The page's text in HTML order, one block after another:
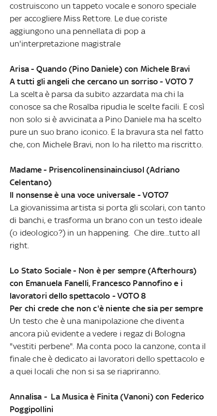
costruiscono un tappeto vocale e sonoro speciale
per accogliere Miss Rettore. Le due coriste
aggiungono una pennellata di pop a
un'interpretazione magistrale
Arisa - Quando (Pino Daniele) con Michele Bravi
A tutti gli angeli che cercano un sorriso - VOTO 7
La scelta è parsa da subito azzardata ma chi la
conosce sa che Rosalba ripudia le scelte facili. E così
non solo si è avvicinata a Pino Daniele ma ha scelto
pure un suo brano iconico. E la bravura sta nel fatto
che, con Michele Bravi, non lo ha riletto ma riscritto.
Madame - Prisencolinensinainciusol (Adriano
Celentano)
Il nonsense è una voce universale - VOTO7
La giovanissima artista si porta gli scolari, con tanto
di banchi, e trasforma un brano con un testo ideale
(o ideologico?) in un happening. Che dire...tutto all
right.
Lo Stato Sociale - Non è per sempre (Afterhours)
con Emanuela Fanelli, Francesco Pannofino e i
lavoratori dello spettacolo - VOTO 8
Per chi crede che non c'è niente che sia per sempre
Un testo che è una manipolazione che diventa
ancora più evidente a vedere i regaz di Bologna
"vestiti perbene". Ma conta poco la canzone, conta il
finale che è dedicato ai lavoratori dello spettacolo e
a quei locali che non si sa se riapriranno.
Annalisa - La Musica è Finita (Vanoni) con Federico
Poggipollini